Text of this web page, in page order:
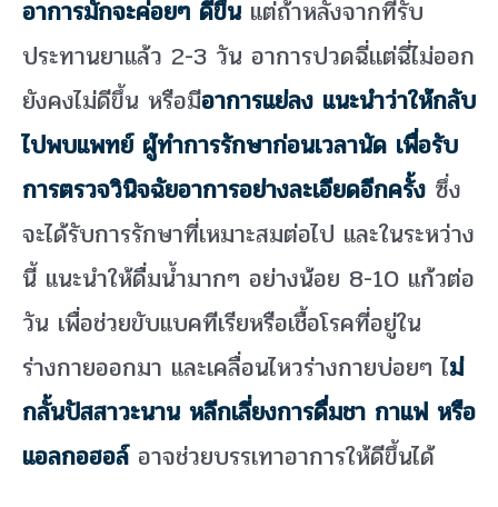
อาการมักจะค่อยๆ ดีขึ้น แต่ถ้าหลังจากที่รับ
ประทานยาแล้ว 2-3 วัน อาการปวดฉี่เเต่ฉี่ไม่ออก
ยังคงไม่ดีขึ้น หรือมีอาการแย่ลง แนะนำว่าให้กลับ
ไปพบแพทย์ ผู้ทำการรักษาก่อนเวลานัด เพื่อรับ
การตรวจวินิจฉัยอาการอย่างละเอียดอีกครั้ง ซึ่ง
จะได้รับการรักษาที่เหมาะสมต่อไป และในระหว่าง
นี้ แนะนำให้ดื่มน้ำมากๆ อย่างน้อย 8-10 แก้วต่อ
วัน เพื่อช่วยขับแบคทีเรียหรือเชื้อโรคที่อยู่ใน
ร่างกายออกมา และเคลื่อนไหวร่างกายบ่อยๆ ไม่
กลั้นปัสสาวะนาน หลีกเลี่ยงการดื่มชา กาแฟ หรือ
แอลกอฮอล์อาจช่วยบรรเทาอาการให้ดีขึ้นได้